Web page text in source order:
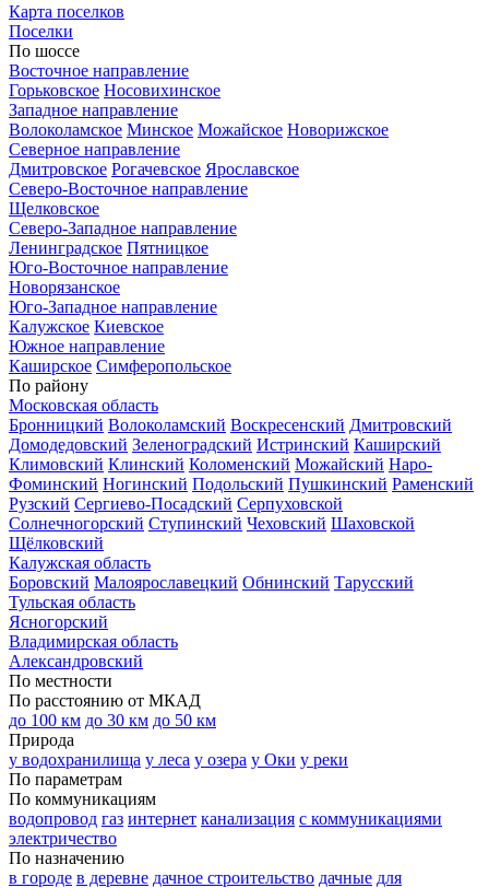
Карта поселков
Поселки
По шоссе
Восточное направление
Горьковское Носовихинское
Западное направление
Волоколамское Минское Можайское Новорижское
Северное направление
Дмитровское Рогачевское Ярославское
Северо-Восточное направление
Щелковское
Северо-Западное направление
Ленинградское Пятницкое
Юго-Восточное направление
Новорязанское
Юго-Западное направление
Калужское Киевское
Южное направление
Каширское Симферопольское
По району
Московская область
Бронницкий Волоколамский Воскресенский Дмитровский
Домодедовский Зеленоградский Истринский Каширский
Климовский Клинский Коломенский Можайский Наро-
Фоминский Ногинский Подольский Пушкинский Раменский
Рузский Сергиево-Посадский Серпуховской
Солнечногорский Ступинский Чеховский Шаховской
Щёлковский
Калужская область
Боровский Малоярославецкий Обнинский Тарусский
Тульская область
Ясногорский
Владимирская область
Александровский
По местности
По расстоянию от МКАД
до 100 км до 30 км до 50 км
Природа
у водохранилища у леса у озера у Оки у реки
По параметрам
По коммуникациям
водопровод газ интернет канализация с коммуникациями
электричество
По назначению
в городе в деревне дачное строительство дачные для